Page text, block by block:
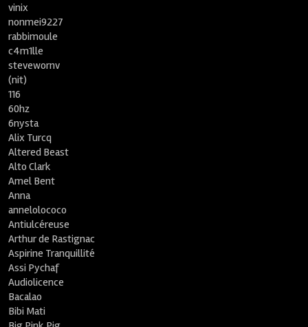
vinix
nonmei9227
rabbimoule
c4m1lle
stevewornv
(nit)
116
60hz
6nysta
Alix Turcq
Altered Beast
Alto Clark
Amel Bent
Anna
annelolococo
Antiulcéreuse
Arthur de Rastignac
Aspirine Tranquillité
Assi Pychaf
Audiolicence
Bacalao
Bibi Mati